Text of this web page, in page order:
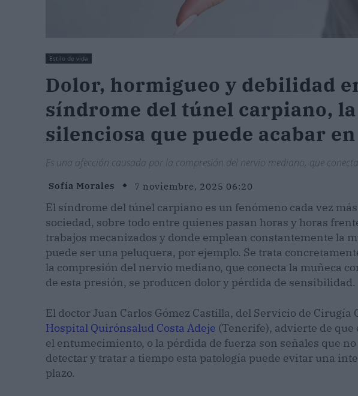
Estilo de vida
Dolor, hormigueo y debilidad
síndrome del túnel carpiano,
silenciosa que puede acabar
Es una afección causada por la compresión del nervio mediano, que
Sofía Morales 7 noviembre, 2025 06:20
El síndrome del túnel carpiano es un fenómeno cada vez
sociedad, sobre todo entre quienes pasan horas y horas
trabajos mecanizados y donde emplean constantemente la
puede ser una peluquera, por ejemplo. Se trata
la compresión del nervio mediano, que conecta la muñeca
de esta presión, se producen dolor y pérdida de sensibilidad.
El doctor Juan Carlos Gómez Castilla, del Servicio de
Hospital Quirónsalud Costa Adeje (Tenerife), advierte de que
el entumecimiento, o la pérdida de fuerza son señales que
detectar y tratar a tiempo esta patología puede evitar una
plazo.